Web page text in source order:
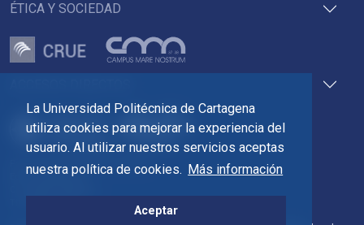
La Universidad Politécnica de Cartagena
utiliza cookies para mejorar la experiencia del
usuario. Al utilizar nuestros servicios aceptas
nuestra política de cookies. Más información
Aceptar
Pza. del Cronista Isidoro Valverde
Edif. La Milagrosa
ÉTICA Y SOCIEDAD